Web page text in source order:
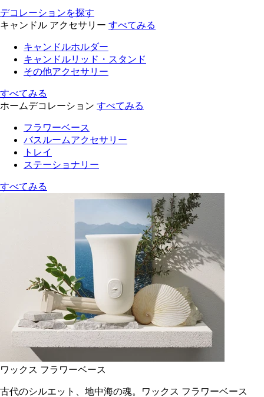
デコレーションを探す
キャンドル アクセサリー すべてみる
キャンドルホルダー
キャンドルリッド・スタンド
その他アクセサリー
すべてみる
ホームデコレーション すべてみる
フラワーベース
バスルームアクセサリー
トレイ
ステーショナリー
すべてみる
ワックス フラワーベース
古代のシルエット、地中海の魂。ワックス フラワーベース